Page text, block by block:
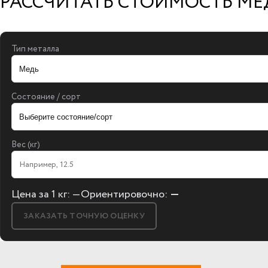
Тип металла
Состояние / сорт
Вес (кг)
Цена за 1 кг: —Ориентировочно: —
ЗАКАЗАТЬ ТОЧНУЮ ОЦЕНКУ